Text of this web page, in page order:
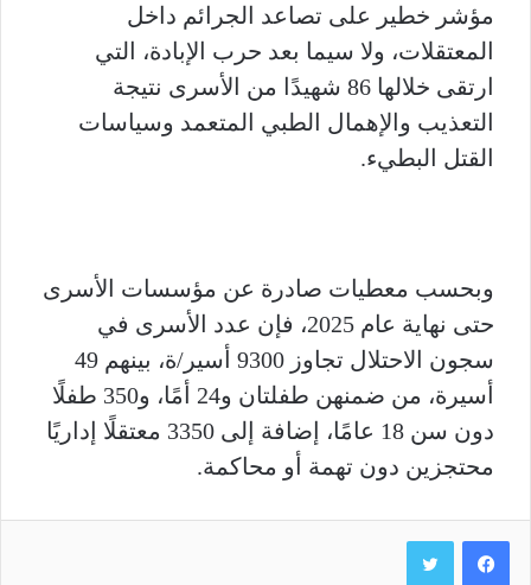
مؤشر خطير على تصاعد الجرائم داخل
المعتقلات، ولا سيما بعد حرب الإبادة، التي
ارتقى خلالها 86 شهيدًا من الأسرى نتيجة
التعذيب والإهمال الطبي المتعمد وسياسات
القتل البطيء.
وبحسب معطيات صادرة عن مؤسسات الأسرى
حتى نهاية عام 2025، فإن عدد الأسرى في
سجون الاحتلال تجاوز 9300 أسير/ة، بينهم 49
أسيرة، من ضمنهن طفلتان و24 أمًا، و350 طفلًا
دون سن 18 عامًا، إضافة إلى 3350 معتقلًا إداريًا
محتجزين دون تهمة أو محاكمة.